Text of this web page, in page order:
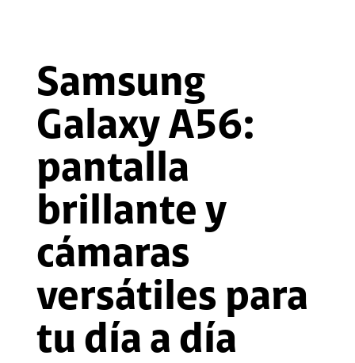
Samsung
Galaxy A56:
pantalla
brillante y
cámaras
versátiles para
tu día a día